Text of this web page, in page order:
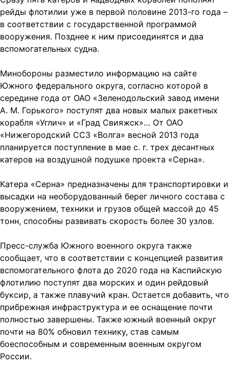
рейды флотилии уже в первой половине 2013-го года –
в соответствии с государственной программой
вооружения. Позднее к ним присоединятся и два
вспомогательных судна.
Минобороны разместило информацию на сайте
Южного федерального округа, согласно которой в
середине года от ОАО «Зеленодольский завод имени
А. М. Горького» поступят два новых малых ракетных
корабля «Углич» и «Град Свияжск»… От ОАО
«Нижегородский ССЗ «Волга» весной 2013 года
планируется поступление в мае с. г. трех десантных
катеров на воздушной подушке проекта «Серна».
Катера «Серна» предназначены для транспортировки и
высадки на необорудованный берег личного состава с
вооружением, техники и грузов общей массой до 45
тонн, способны развивать скорость более 30 узлов.
Пресс-служба Южного военного округа также
сообщает, что в соответствии с концепцией развития
вспомогательного флота до 2020 года на Каспийскую
флотилию поступят два морских и один рейдовый
буксир, а также плавучий кран. Остается добавить, что
прибрежная инфраструктура и ее оснащение почти
полностью завершены. Также южный военный округ
почти на 80% обновил технику, став самым
боеспособным и современным военным округом
России.